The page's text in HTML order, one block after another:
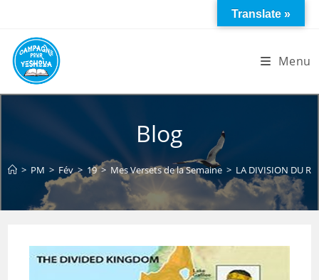
content
Menu
Blog
> PM > Fév > 19 > Mes Versets de la Semaine > LA DIVISION DU
Translate »